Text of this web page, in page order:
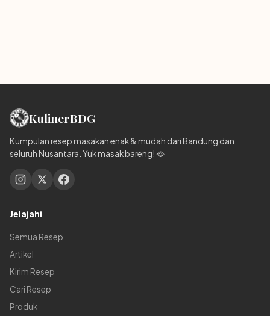
KulinerBDG
Kumpulan resep masakan enak & mudah dari Bandung dan
seluruh Nusantara. Yuk masak bareng! 🥘
Jelajahi
Semua Resep
Artikel
Kirim Resep
Cari Resep
Produk